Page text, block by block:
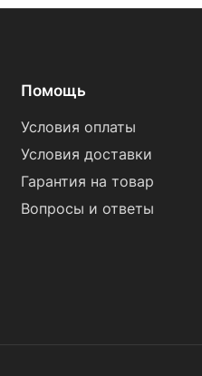
Помощь
Условия оплаты
Условия доставки
Гарантия на товар
Вопросы и ответы